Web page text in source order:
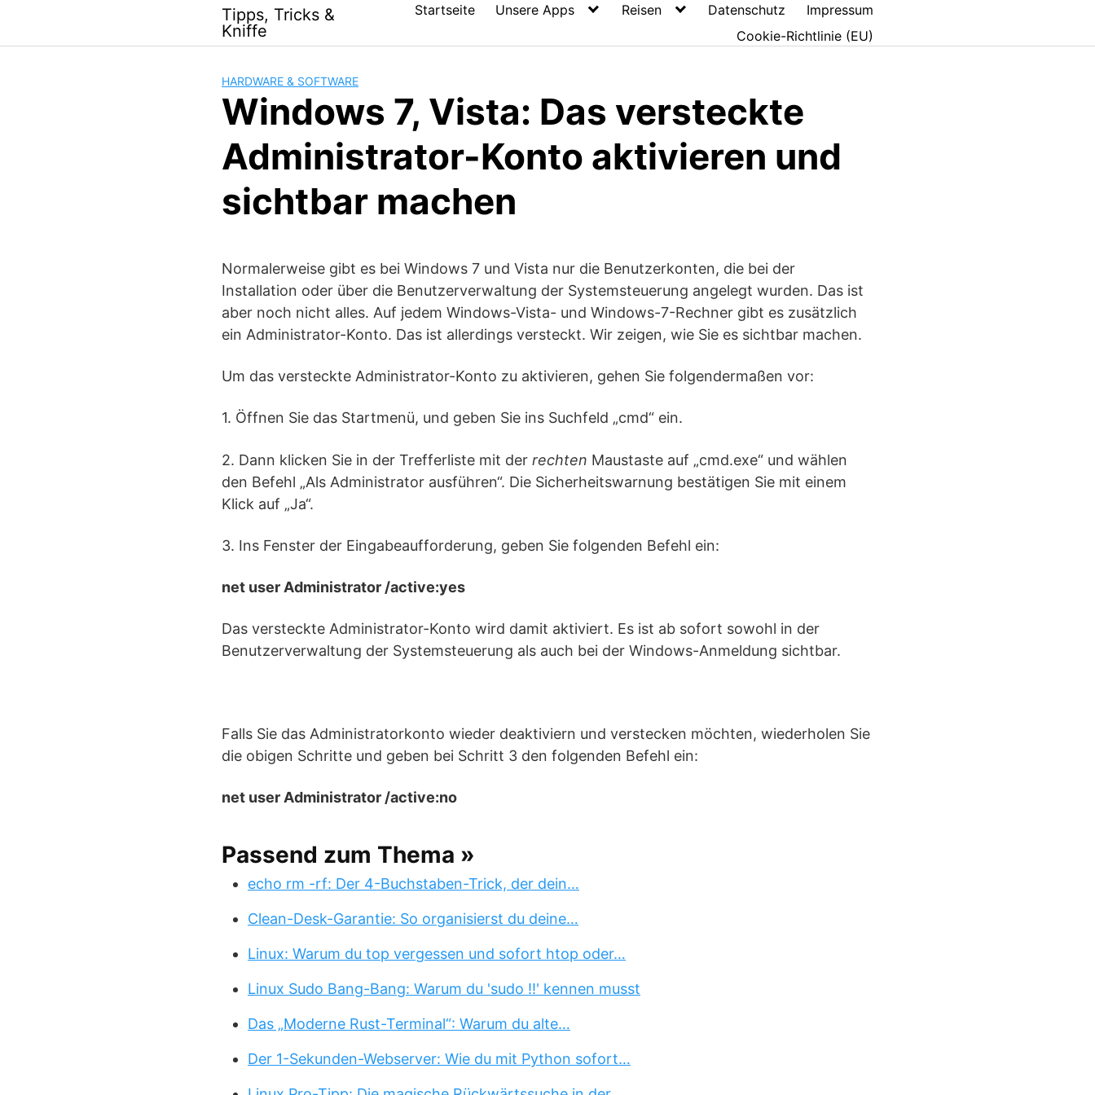
content
Tipps, Tricks &
Kniffe
Startseite Unsere Apps Reisen Datenschutz
Impressum
Cookie-Richtlinie (EU)
HARDWARE & SOFTWARE
Windows 7, Vista: Das versteckte
Administrator-Konto aktivieren und
sichtbar machen
Normalerweise gibt es bei Windows 7 und Vista nur die Benutzerkonten, die bei der
Installation oder über die Benutzerverwaltung der Systemsteuerung angelegt wurden. Das ist
aber noch nicht alles. Auf jedem Windows-Vista- und Windows-7-Rechner gibt es zusätzlich
ein Administrator-Konto. Das ist allerdings versteckt. Wir zeigen, wie Sie es sichtbar machen.
Um das versteckte Administrator-Konto zu aktivieren, gehen Sie folgendermaßen vor:
1. Öffnen Sie das Startmenü, und geben Sie ins Suchfeld „cmd“ ein.
2. Dann klicken Sie in der Trefferliste mit der rechten Maustaste auf „cmd.exe“ und wählen
den Befehl „Als Administrator ausführen“. Die Sicherheitswarnung bestätigen Sie mit einem
Klick auf „Ja“.
3. Ins Fenster der Eingabeaufforderung, geben Sie folgenden Befehl ein:
net user Administrator /active:yes
Das versteckte Administrator-Konto wird damit aktiviert. Es ist ab sofort sowohl in der
Benutzerverwaltung der Systemsteuerung als auch bei der Windows-Anmeldung sichtbar.
Falls Sie das Administratorkonto wieder deaktiviern und verstecken möchten, wiederholen Sie
die obigen Schritte und geben bei Schritt 3 den folgenden Befehl ein:
net user Administrator /active:no
Passend zum Thema »
echo rm -rf: Der 4-Buchstaben-Trick, der dein…
Clean-Desk-Garantie: So organisierst du deine…
Linux: Warum du top vergessen und sofort htop oder…
Linux Sudo Bang-Bang: Warum du 'sudo !!' kennen musst
Das „Moderne Rust-Terminal“: Warum du alte…
Der 1-Sekunden-Webserver: Wie du mit Python sofort…